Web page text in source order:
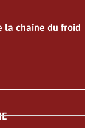
la chaîne du froid